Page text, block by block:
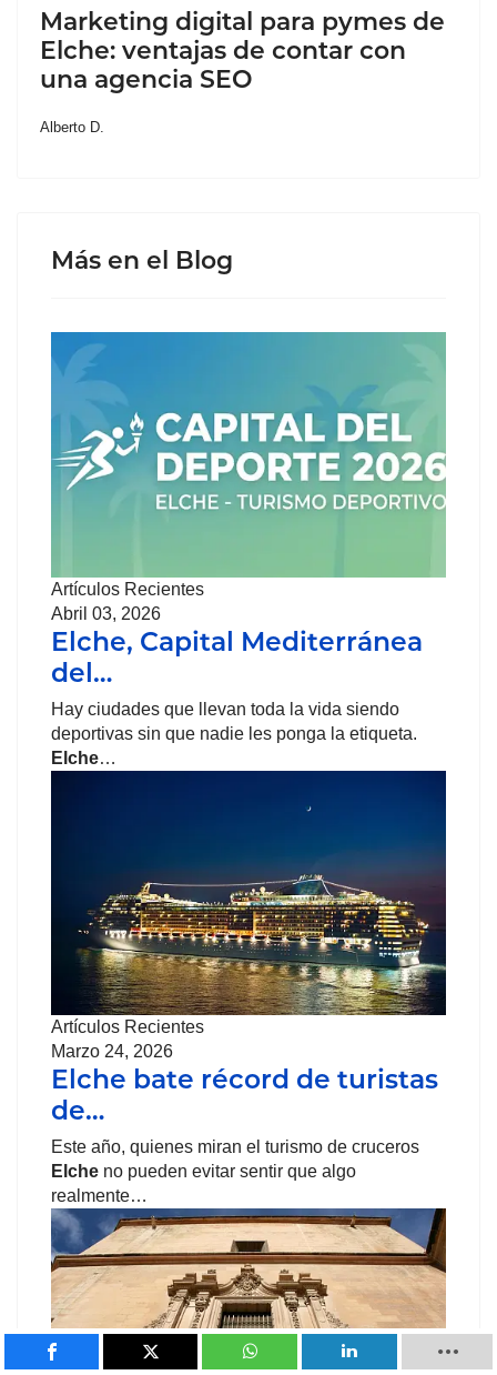
Marketing digital para pymes de
Elche: ventajas de contar con
una agencia SEO
Alberto D.
Más en el Blog
Artículos Recientes
Abril 03, 2026
Elche, Capital Mediterránea
del…
Hay ciudades que llevan toda la vida siendo
deportivas sin que nadie les ponga la etiqueta.
Elche…
Artículos Recientes
Marzo 24, 2026
Elche bate récord de turistas
de…
Este año, quienes miran el turismo de cruceros
Elche no pueden evitar sentir que algo
realmente…